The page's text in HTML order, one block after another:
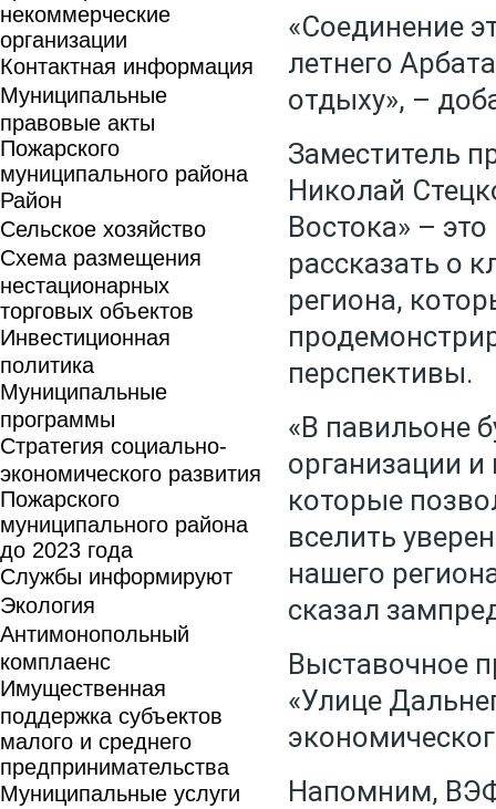
некоммерческие
организации
Контактная информация
Муниципальные
правовые акты
Пожарского
муниципального района
Район
Сельское хозяйство
Схема размещения
нестационарных
торговых объектов
Инвестиционная
политика
Муниципальные
программы
Стратегия социально-
экономического развития
Пожарского
муниципального района
до 2023 года
Службы информируют
Экология
Антимонопольный
комплаенс
Имущественная
поддержка субъектов
малого и среднего
предпринимательства
Муниципальные услуги
«Соединение
летнего
отдыху», –
Заместитель
Николай
Востока» –
рассказать о
региона,
перспективы.
«В павильоне
организации
которые
вселить
нашего
сказал
Выставочное
«Улице
Напомним,